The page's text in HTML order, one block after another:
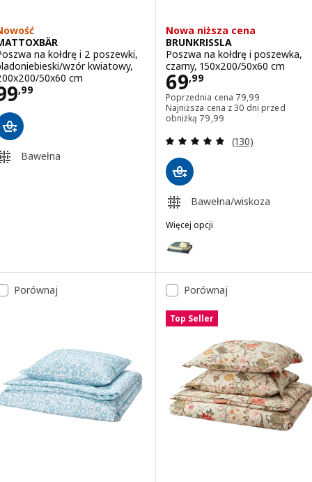
na kołdrę i 2 poszewki,
wzór kwiatowy,
50x60 cm
,99 99,99
Bawełna
Nowa niższa cena
BRUNKRISSLA
Poszwa na kołdrę i poszewka,
czarny, 150x200/50x60 cm
69,99
Cena 69,99
Poprzednia cena 79,99
Poprzednia cena
Najniższa cena z 30 dni przed
obniżką 79,99
Najniższa cena z 30 dni
Recenzja: 4.8
(130)
Bawełna/wiskoza
Więcej opcji
Wariant: BRUNKRISSLA,
Porównaj Porównaj
Top Seller